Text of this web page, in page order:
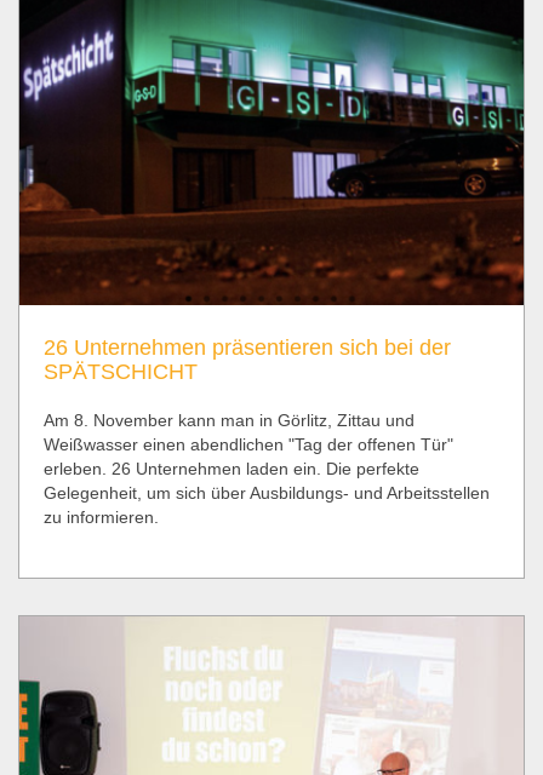
26 Unternehmen präsentieren sich bei der
SPÄTSCHICHT
Am 8. November kann man in Görlitz, Zittau und
Weißwasser einen abendlichen "Tag der offenen Tür"
erleben. 26 Unternehmen laden ein. Die perfekte
Gelegenheit, um sich über Ausbildungs- und Arbeitsstellen
zu informieren.